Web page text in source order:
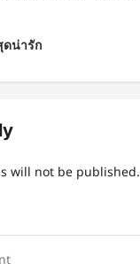
ดน่ารัก
will not be published.